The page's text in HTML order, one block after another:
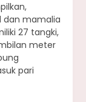
dan mamalia
27 tangki,
meter
pari